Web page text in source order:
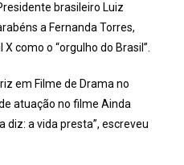
brasileiro Luiz
a Fernanda Torres,
como o “orgulho do Brasil”.
em Filme de Drama no
atuação no filme Ainda
diz: a vida presta”, escreveu